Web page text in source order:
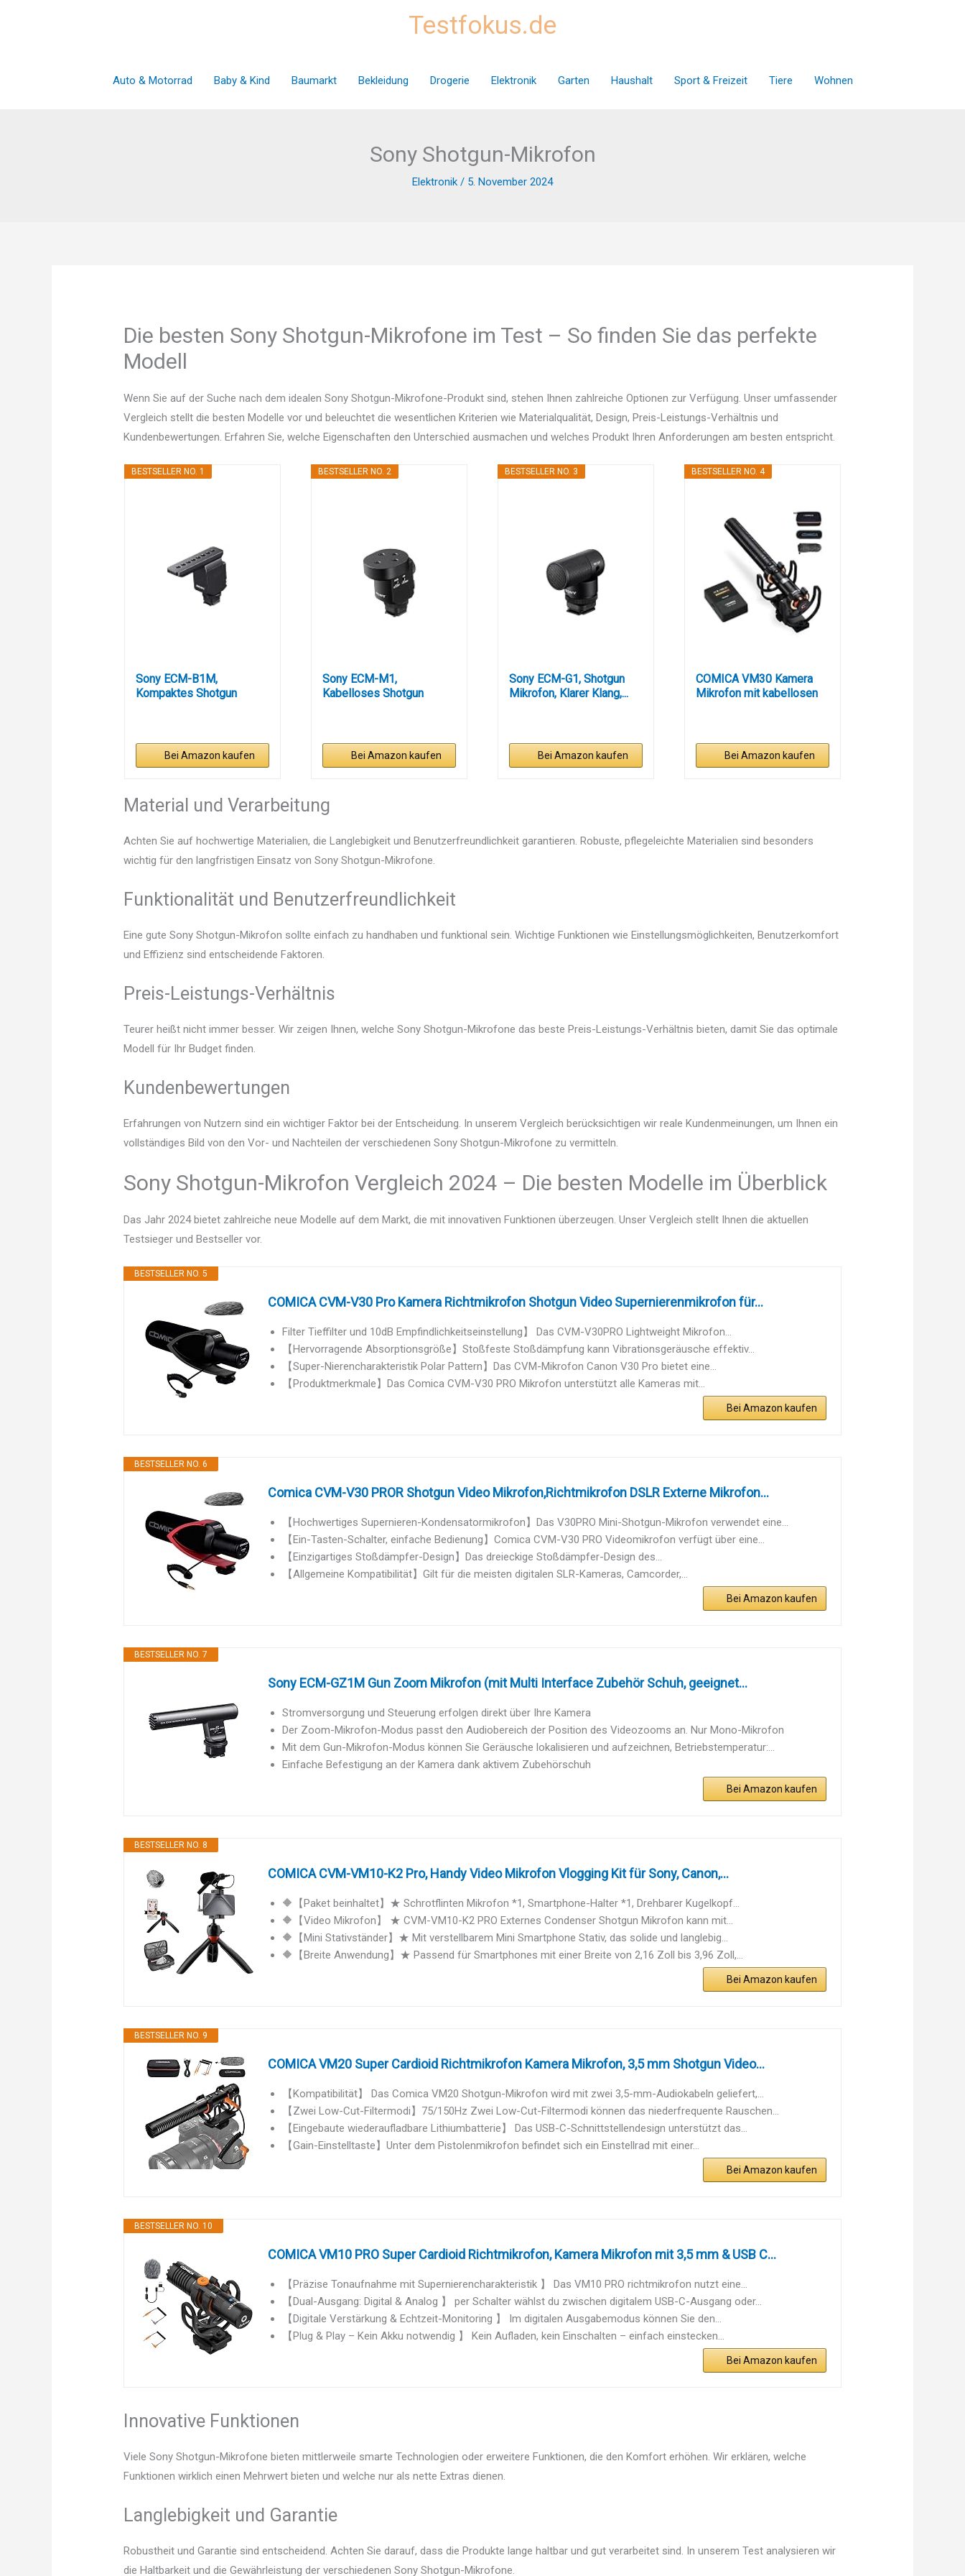
Testfokus.de
Auto & Motorrad Baby & Kind Baumarkt Bekleidung Drogerie Elektronik Garten Haushalt Sport & Freizeit Tiere Wohnen
Sony Shotgun-Mikrofon
Elektronik / 5. November 2024
Die besten Sony Shotgun-Mikrofone im Test – So finden Sie das perfekte
Modell
Wenn Sie auf der Suche nach dem idealen Sony Shotgun-Mikrofone-Produkt sind, stehen Ihnen zahlreiche Optionen zur Verfügung. Unser umfassender
Vergleich stellt die besten Modelle vor und beleuchtet die wesentlichen Kriterien wie Materialqualität, Design, Preis-Leistungs-Verhältnis und
Kundenbewertungen. Erfahren Sie, welche Eigenschaften den Unterschied ausmachen und welches Produkt Ihren Anforderungen am besten entspricht.
BESTSELLER NO. 1
Sony ECM-B1M,
Kompaktes Shotgun
Bei Amazon kaufen
BESTSELLER NO. 2
Sony ECM-M1,
Kabelloses Shotgun
Bei Amazon kaufen
BESTSELLER NO. 3
Sony ECM-G1, Shotgun
Mikrofon, Klarer Klang,...
Bei Amazon kaufen
BESTSELLER NO. 4
COMICA VM30 Kamera
Mikrofon mit kabellosen
Bei Amazon kaufen
Material und Verarbeitung
Achten Sie auf hochwertige Materialien, die Langlebigkeit und Benutzerfreundlichkeit garantieren. Robuste, pflegeleichte Materialien sind besonders
wichtig für den langfristigen Einsatz von Sony Shotgun-Mikrofone.
Funktionalität und Benutzerfreundlichkeit
Eine gute Sony Shotgun-Mikrofon sollte einfach zu handhaben und funktional sein. Wichtige Funktionen wie Einstellungsmöglichkeiten, Benutzerkomfort
und Effizienz sind entscheidende Faktoren.
Preis-Leistungs-Verhältnis
Teurer heißt nicht immer besser. Wir zeigen Ihnen, welche Sony Shotgun-Mikrofone das beste Preis-Leistungs-Verhältnis bieten, damit Sie das optimale
Modell für Ihr Budget finden.
Kundenbewertungen
Erfahrungen von Nutzern sind ein wichtiger Faktor bei der Entscheidung. In unserem Vergleich berücksichtigen wir reale Kundenmeinungen, um Ihnen ein
vollständiges Bild von den Vor- und Nachteilen der verschiedenen Sony Shotgun-Mikrofone zu vermitteln.
Sony Shotgun-Mikrofon Vergleich 2024 – Die besten Modelle im Überblick
Das Jahr 2024 bietet zahlreiche neue Modelle auf dem Markt, die mit innovativen Funktionen überzeugen. Unser Vergleich stellt Ihnen die aktuellen
Testsieger und Bestseller vor.
BESTSELLER NO. 5
COMICA CVM-V30 Pro Kamera Richtmikrofon Shotgun Video Supernierenmikrofon für...
Filter Tieffilter und 10dB Empfindlichkeitseinstellung】 Das CVM-V30PRO Lightweight Mikrofon...
【Hervorragende Absorptionsgröße】Stoßfeste Stoßdämpfung kann Vibrationsgeräusche effektiv...
【Super-Nierencharakteristik Polar Pattern】Das CVM-Mikrofon Canon V30 Pro bietet eine...
【Produktmerkmale】Das Comica CVM-V30 PRO Mikrofon unterstützt alle Kameras mit...
Bei Amazon kaufen
BESTSELLER NO. 6
Comica CVM-V30 PROR Shotgun Video Mikrofon,Richtmikrofon DSLR Externe Mikrofon...
【Hochwertiges Supernieren-Kondensatormikrofon】Das V30PRO Mini-Shotgun-Mikrofon verwendet eine...
【Ein-Tasten-Schalter, einfache Bedienung】Comica CVM-V30 PRO Videomikrofon verfügt über eine...
【Einzigartiges Stoßdämpfer-Design】Das dreieckige Stoßdämpfer-Design des...
【Allgemeine Kompatibilität】Gilt für die meisten digitalen SLR-Kameras, Camcorder,...
Bei Amazon kaufen
BESTSELLER NO. 7
Sony ECM-GZ1M Gun Zoom Mikrofon (mit Multi Interface Zubehör Schuh, geeignet...
Stromversorgung und Steuerung erfolgen direkt über Ihre Kamera
Der Zoom-Mikrofon-Modus passt den Audiobereich der Position des Videozooms an. Nur Mono-Mikrofon
Mit dem Gun-Mikrofon-Modus können Sie Geräusche lokalisieren und aufzeichnen, Betriebstemperatur:...
Einfache Befestigung an der Kamera dank aktivem Zubehörschuh
Bei Amazon kaufen
BESTSELLER NO. 8
COMICA CVM-VM10-K2 Pro, Handy Video Mikrofon Vlogging Kit für Sony, Canon,...
🔶【Paket beinhaltet】★ Schrotflinten Mikrofon *1, Smartphone-Halter *1, Drehbarer Kugelkopf...
🔶【Video Mikrofon】 ★ CVM-VM10-K2 PRO Externes Condenser Shotgun Mikrofon kann mit...
🔶【Mini Stativständer】★ Mit verstellbarem Mini Smartphone Stativ, das solide und langlebig...
🔶【Breite Anwendung】★ Passend für Smartphones mit einer Breite von 2,16 Zoll bis 3,96 Zoll,...
Bei Amazon kaufen
BESTSELLER NO. 9
COMICA VM20 Super Cardioid Richtmikrofon Kamera Mikrofon, 3,5 mm Shotgun Video...
【Kompatibilität】 Das Comica VM20 Shotgun-Mikrofon wird mit zwei 3,5-mm-Audiokabeln geliefert,...
【Zwei Low-Cut-Filtermodi】75/150Hz Zwei Low-Cut-Filtermodi können das niederfrequente Rauschen...
【Eingebaute wiederaufladbare Lithiumbatterie】 Das USB-C-Schnittstellendesign unterstützt das...
【Gain-Einstelltaste】Unter dem Pistolenmikrofon befindet sich ein Einstellrad mit einer...
Bei Amazon kaufen
BESTSELLER NO. 10
COMICA VM10 PRO Super Cardioid Richtmikrofon, Kamera Mikrofon mit 3,5 mm & USB C...
【Präzise Tonaufnahme mit Supernierencharakteristik 】 Das VM10 PRO richtmikrofon nutzt eine...
【Dual-Ausgang: Digital & Analog 】 per Schalter wählst du zwischen digitalem USB-C-Ausgang oder...
【Digitale Verstärkung & Echtzeit-Monitoring 】 Im digitalen Ausgabemodus können Sie den...
【Plug & Play – Kein Akku notwendig 】 Kein Aufladen, kein Einschalten – einfach einstecken...
Bei Amazon kaufen
Innovative Funktionen
Viele Sony Shotgun-Mikrofone bieten mittlerweile smarte Technologien oder erweitere Funktionen, die den Komfort erhöhen. Wir erklären, welche
Funktionen wirklich einen Mehrwert bieten und welche nur als nette Extras dienen.
Langlebigkeit und Garantie
Robustheit und Garantie sind entscheidend. Achten Sie darauf, dass die Produkte lange haltbar und gut verarbeitet sind. In unserem Test analysieren wir
die Haltbarkeit und die Gewährleistung der verschiedenen Sony Shotgun-Mikrofone.